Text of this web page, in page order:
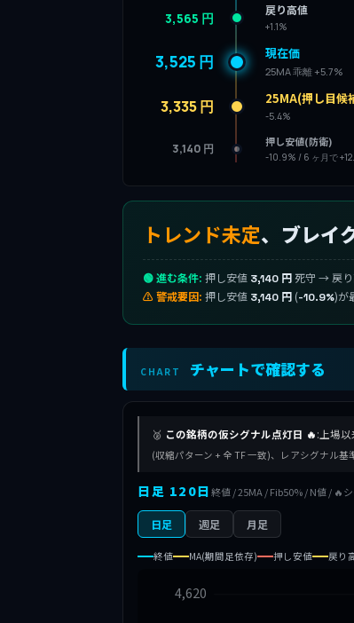
3,565 円 戻り高値
+1.1%
3,525 円 現在価
25MA 乖離 +5.7%
3,335 円 25MA(押し目候
-5.4%
3,140 円 押し安値(防衛)
-10.9% / 6 ヶ月で
トレンド未定、ブレイ
🟢 進む条件: 押し安値 3,140 円 死守 → 戻り
⚠ 警戒要因: 押し安値 3,140 円 (-10.9%)が
CHART チャートで確認する
🥈 この銘柄の仮シグナル点灯日 🔥:上場以
(収縮パターン + 全 TF 一致)、レアシグナル基
日足 120日終値 / 25MA / Fib50% / N値 / 🔥
日足 週足 月足
終値 MA(期間足依存) 押し安値 戻り
4,620